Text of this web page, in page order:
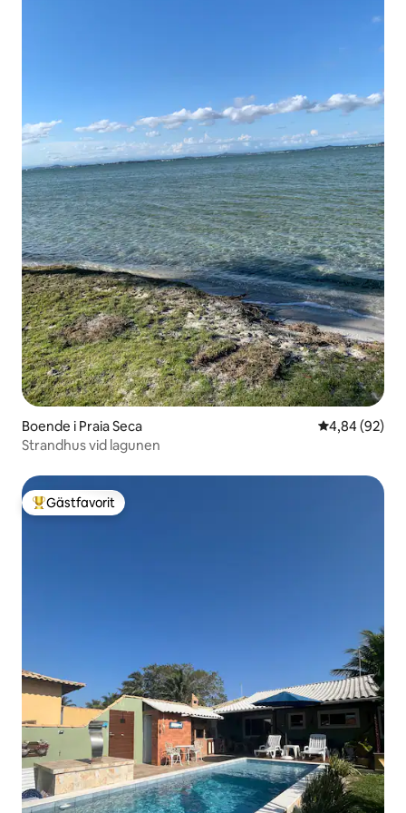
Boende i Praia Seca 4,84 av 5 i
4,84 (92)
Strandhus vid lagunen
Populär gästfavorit
Gästfavorit